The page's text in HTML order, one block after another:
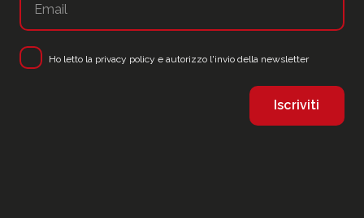
Ho letto la privacy policy e autorizzo l'invio della newsletter